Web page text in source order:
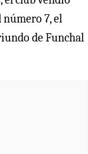
número 7, el
de Funchal